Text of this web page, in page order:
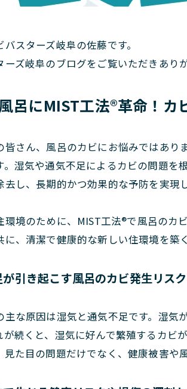
スターズ岐阜の佐藤です。
ズ岐阜のブログをご覧いただきあり
呂にMIST工法®革命！
皆さん、風呂のカビにお悩みではあ
。湿気や通気不足によるカビの問題を
し、長期的かつ効果的な予防を実現し
環境のために、MIST工法®で風呂のカ
、清潔で健康的な新しい住環境を築
引き起こす風呂のカビ発生リス
主な原因は湿気と通気不足です。湿
が続くと、湿気に好んで繁殖するカ
た目の問題だけでなく、健康被害や